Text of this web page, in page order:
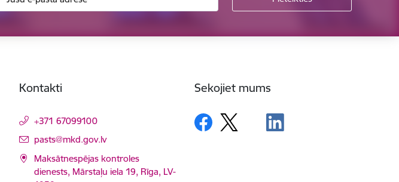
Kontakti
+371 67099100
E-pasts:
pasts@mkd.gov.lv
Maksātnespējas kontroles
dienests, Mārstaļu iela 19, Rīga, LV-
Sekojiet mums